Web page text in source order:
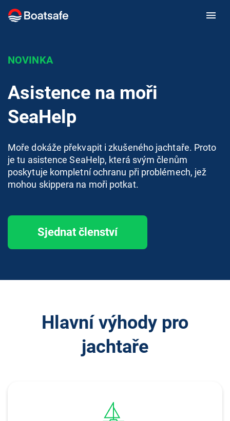
NOVINKA
Asistence na moři
SeaHelp
Moře dokáže překvapit i zkušeného jachtaře. Proto
je tu asistence SeaHelp, která svým členům
poskytuje kompletní ochranu při problémech, jež
mohou skippera na moři potkat.
Sjednat členství
Hlavní výhody pro
jachtaře